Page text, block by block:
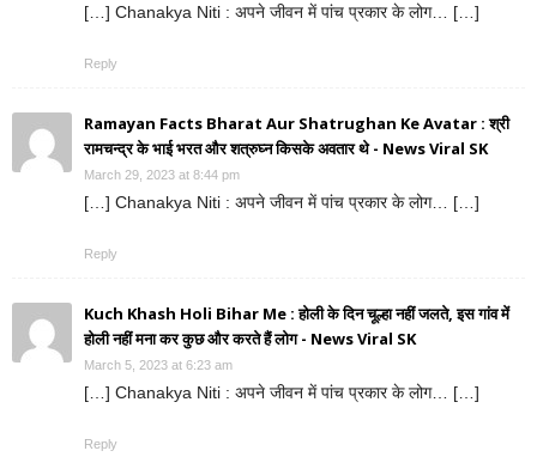
[…] Chanakya Niti : अपने जीवन में पांच प्रकार के लोग… […]
Reply
Ramayan Facts Bharat Aur Shatrughan Ke Avatar : श्री
रामचन्द्र के भाई भरत और शत्रुघ्न किसके अवतार थे - News Viral SK
March 29, 2023 at 8:44 pm
[…] Chanakya Niti : अपने जीवन में पांच प्रकार के लोग… […]
Reply
Kuch Khash Holi Bihar Me : होली के दिन चूल्हा नहीं जलते, इस गांव में
होली नहीं मना कर कुछ और करते हैं लोग - News Viral SK
March 5, 2023 at 6:23 am
[…] Chanakya Niti : अपने जीवन में पांच प्रकार के लोग… […]
Reply